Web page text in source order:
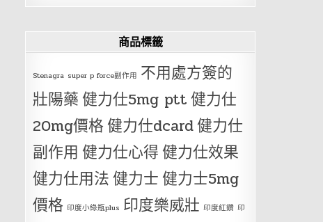
商品標籤
Stenagra super p force副作用 不用處方簽的
壯陽藥健力仕5mg ptt健力仕
20mg價格健力仕dcard健力仕
副作用 健力仕心得健力仕效果
健力仕用法健力士健力士5mg
價格 印度小綠瓶plus 印度樂威壯 印度紅鑽 印